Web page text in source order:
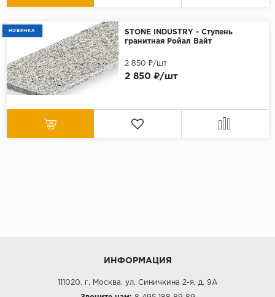
НОВИНКА
STONE INDUSTRY - Ступень
гранитная Ройал Вайт
2 850 ₽/шт
2 850 ₽/шт
ИНФОРМАЦИЯ
111020, г. Москва, ул. Синичкина 2-я, д. 9А